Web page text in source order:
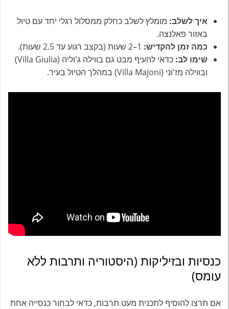
איך לשלב: מומלץ לשלב כחלק ממסלול רגלי יחד עם טיול
באזור פאלנצה.
כמה זמן להקדיש:
שימו לב:
כדאי להעיף מבט גם בווילה ג'וליה (Villa Giulia)
ובווילה מז'וני (Villa Majoni) במהלך הטיול בעיר.
כנסיות ובזיליקות (היסטוריה ותרבות ללא
עומס)
אם תרצו להוסיף לתכנית מעט תרבות, כדאי לבחור כנסייה אחת